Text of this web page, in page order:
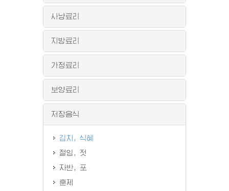
사냥료리
지방료리
가정료리
보양료리
저장음식
김치, 식혜
절임, 젓
자반, 포
훈제